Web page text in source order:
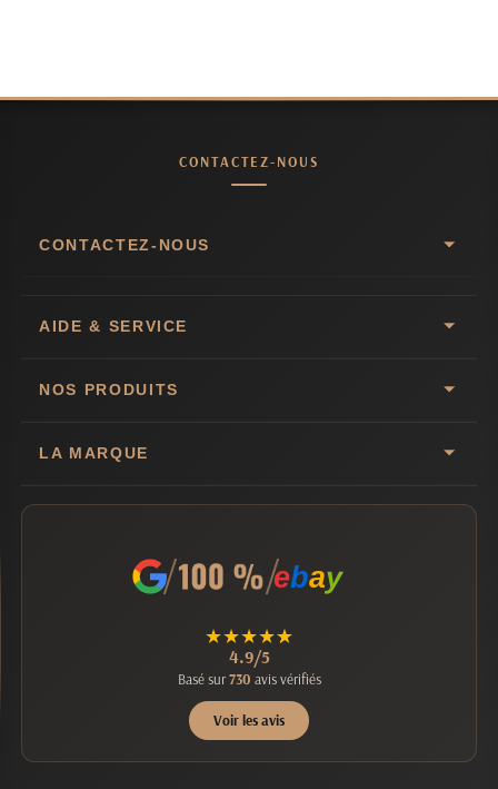
CONTACTEZ-NOUS
CONTACTEZ-NOUS
AIDE & SERVICE
NOS PRODUITS
LA MARQUE
ebay
★★★★★
4.9/5
Basé sur730 avis vérifiés
Voir les avis